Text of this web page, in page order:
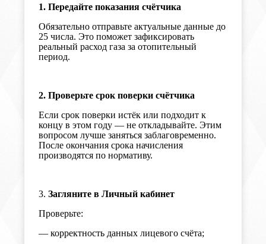
1. Передайте показания счётчика
Обязательно отправьте актуальные данные до
25 числа. Это поможет зафиксировать
реальный расход газа за отопительный
период.
2. Проверьте срок поверки счётчика
Если срок поверки истёк или подходит к
концу в этом году — не откладывайте. Этим
вопросом лучше заняться заблаговременно.
После окончания срока начисления
производятся по нормативу.
3. Загляните в Личный кабинет
Проверьте:
— корректность данных лицевого счёта;